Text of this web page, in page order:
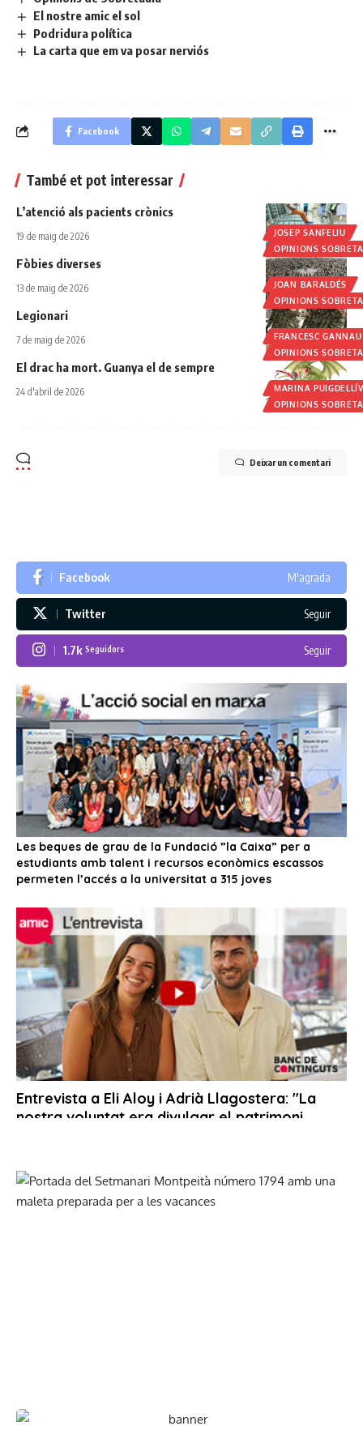
El nostre amic el sol
Podridura política
La carta que em va posar nerviós
Facebook
També et pot interessar
JOSEP SANFELIU
OPINIONS
L’atenció als pacients crònics
19 de maig de 2026
JOAN BARALDÉS
OPINIONS
Fòbies diverses
13 de maig de 2026
FRANCESC GANNAU
OPINIONS
Legionari
7 de maig de 2026
MARINA
OPINIONS
El drac ha mort. Guanya el de sempre
24 d'abril de 2026
Deixar un comentari
Facebook M'agrada
Twitter Seguir
1.7k Seguidors Seguir